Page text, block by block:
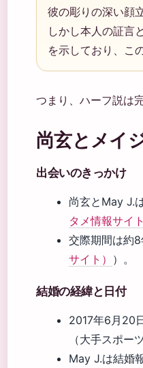
彼の彫りの深い顔
しかし本人の証言
を示しており、こ
つまり、ハーフ説は
尚玄とメイ
出会いのきっかけ
尚玄とMay J.
タメ情報サイト
交際期間は約
サイト） ）。
結婚の経緯と日付
2017年6月20
（大手スポー
May J.は結婚